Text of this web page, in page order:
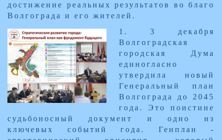
достижение реальных результатов во благо
Волгограда и его жителей.
​1. 3 декабря
Волгоградская
городская Дума
единогласно
утвердила новый
Генеральный план
Волгограда до 2045
года. Это поистине
судьбоносный документ и одно из
ключевых событий года. Генплан -